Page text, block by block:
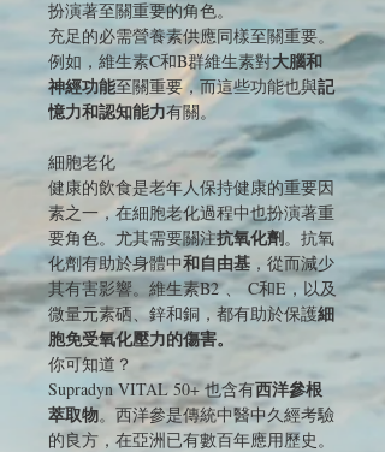
扮演著至關重要的角色。
充足的必需營養素供應同樣至關重要。
例如，維生素C和B群維生素對大腦和
神經功能至關重要，而這些功能也與記
憶力和認知能力有關。
細胞老化
健康的飲食是老年人保持健康的重要因
素之一，在細胞老化過程中也扮演著重
要角色。尤其需要關注抗氧化劑。抗氧
化劑有助於身體中和自由基 ，從而減少
其有害影響。維生素B2 、 C和E，以及
微量元素硒、鋅和銅，都有助於保護細
胞免受氧化壓力的傷害。
你可知道？
Supradyn VITAL 50+ 也含有西洋參根
萃取物。西洋參是傳統中醫中久經考驗
的良方，在亞洲已有數百年應用歷史。